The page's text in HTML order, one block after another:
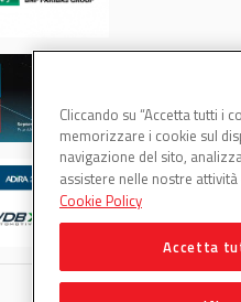
Francoforte
WDB
(Axitecnica)
Sport
ADIRA
Cliccando su “Accetta tutti i
memorizzare i cookie sul
navigazione del sito,
assistere nelle nostre
Cookie Policy
Accetta